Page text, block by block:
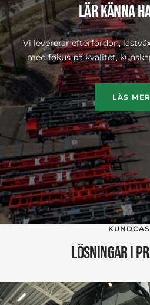
LÄR KÄNNA
Vi levererar efterfordon,
med fokus på kvalitet,
LÄS MER
LÖSNINGAR I